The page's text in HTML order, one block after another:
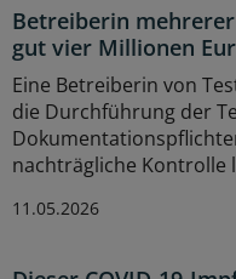
Betreiberin
gut vier Millionen
Eine Betreiberin von
die Durchführung der
nachträgliche Kontrolle
11.05.2026